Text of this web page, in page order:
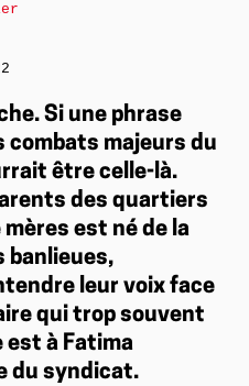
Si une phrase
combats majeurs du
être celle-là.
des quartiers
est né de la
banlieues,
leur voix face
qui trop souvent
est à Fatima
du syndicat.